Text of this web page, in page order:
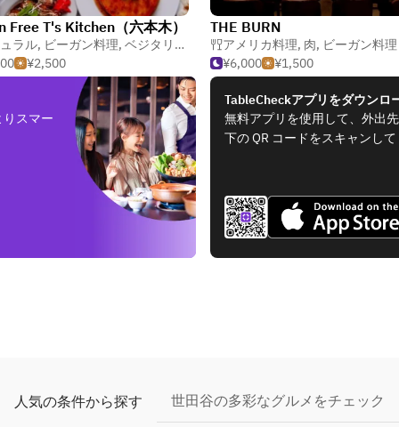
Free T's Kitchen（六本木）
ラル, ビーガン料理, ベジタリアン
¥2,500
THE BURN
アメリカ料理, 肉, ビーガン料理
¥6,000
¥1,500
スマー
TableCheckアプリをダウンロ
無料アプリを使用して、外出
下の QR コードをスキャンし
人気の条件から探す 世田谷の多彩なグルメをチェック